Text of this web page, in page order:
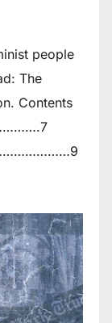
people
The
Contents